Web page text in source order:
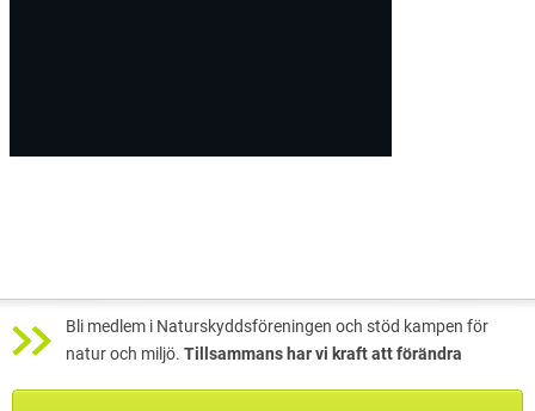
Bli medlem i Naturskyddsföreningen och stöd kampen för
natur och miljö. Tillsammans har vi kraft att förändra